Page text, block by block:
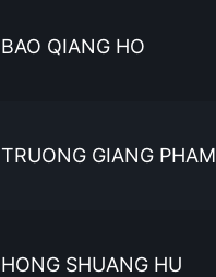
BAO QIANG HO
TRUONG GIANG PHAM
HONG SHUANG HU